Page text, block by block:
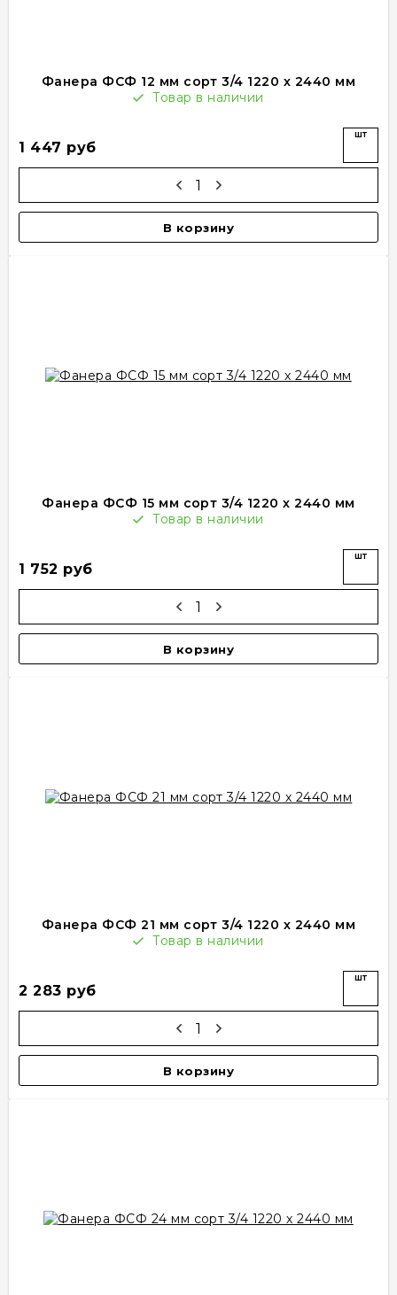
Фанера ФСФ 12 мм сорт 3/4 1220 х 2440 мм
Товар в наличии
1 447 руб
шт
В корзину
Фанера ФСФ 15 мм сорт 3/4 1220 х 2440 мм
Товар в наличии
1 752 руб
шт
В корзину
Фанера ФСФ 21 мм сорт 3/4 1220 х 2440 мм
Товар в наличии
2 283 руб
шт
В корзину